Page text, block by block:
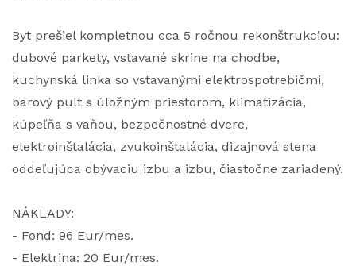
Byt prešiel kompletnou cca 5 ročnou rekonštrukciou:
dubové parkety, vstavané skrine na chodbe,
kuchynská linka so vstavanými elektrospotrebičmi,
barový pult s úložným priestorom, klimatizácia,
kúpeľňa s vaňou, bezpečnostné dvere,
elektroinštalácia, zvukoinštalácia, dizajnová stena
oddeľujúca obývaciu izbu a izbu, čiastočne zariadený.
NÁKLADY:
- Fond: 96 Eur/mes.
- Elektrina: 20 Eur/mes.